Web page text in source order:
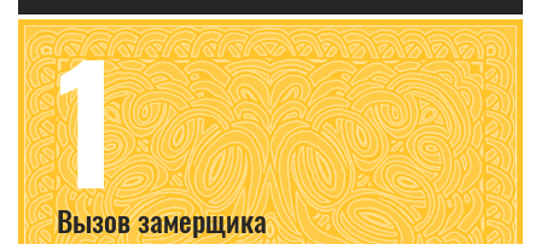
1
Вызов замерщика